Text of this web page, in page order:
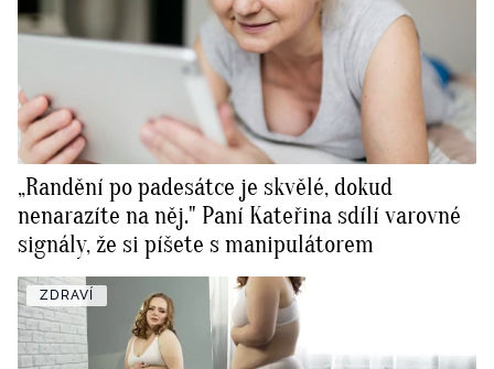
„Randění po padesátce je skvělé, dokud
nenarazíte na něj." Paní Kateřina sdílí varovné
signály, že si píšete s manipulátorem
ZDRAVÍ